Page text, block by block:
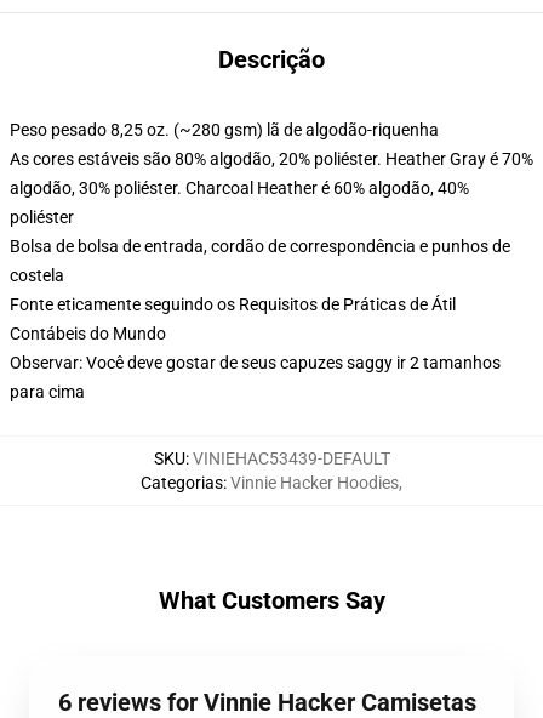
Descrição
Peso pesado 8,25 oz. (~280 gsm) lã de algodão-riquenha
As cores estáveis são 80% algodão, 20% poliéster. Heather Gray é 70%
algodão, 30% poliéster. Charcoal Heather é 60% algodão, 40%
poliéster
Bolsa de bolsa de entrada, cordão de correspondência e punhos de
costela
Fonte eticamente seguindo os Requisitos de Práticas de Átil
Contábeis do Mundo
Observar: Você deve gostar de seus capuzes saggy ir 2 tamanhos
para cima
SKU:VINIEHAC53439-DEFAULT
Categorias:Vinnie Hacker Hoodies,
What Customers Say
6 reviews for Vinnie Hacker Camisetas